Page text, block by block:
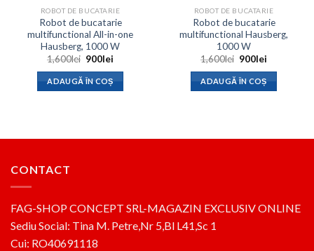
ROBOT DE BUCATARIE
Robot de bucatarie
multifunctional All-in-one
Hausberg, 1000 W
1,600lei Prețul
a
fost:
1,600lei.
900lei
ADAUGĂ ÎN COȘ
ROBOT DE BUCATARIE
Robot de bucatarie
multifunctional Hausberg,
1000 W
1,600lei Prețul
a
fost:
1,600lei.
900lei
ADAUGĂ ÎN COȘ
CONTACT
FAG-SHOP CONCEPT SRL-MAGAZIN EXCLUSIV ONLINE
Sediu Social: Tina M. Petre,Nr 5,Bl L41,Sc 1
Cui: RO40691118